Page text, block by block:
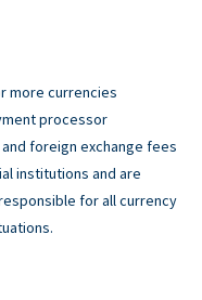
more currencies
processor
foreign exchange fees
institutions and are
for all currency